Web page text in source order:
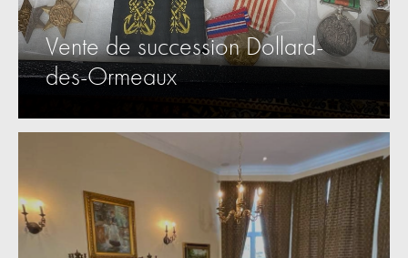
Vente de succession Dollard-
des-Ormeaux